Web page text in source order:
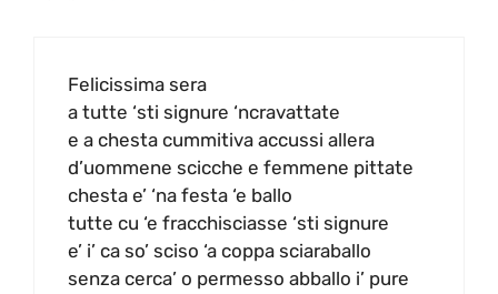
Felicissima sera
a tutte ‘sti signure ‘ncravattate
e a chesta cummitiva accussi allera
d’uommene scicche e femmene pittate
chesta e’ ‘na festa ‘e ballo
tutte cu ‘e fracchisciasse ‘sti signure
e’ i’ ca so’ sciso ‘a coppa sciaraballo
senza cerca’ o permesso abballo i’ pure